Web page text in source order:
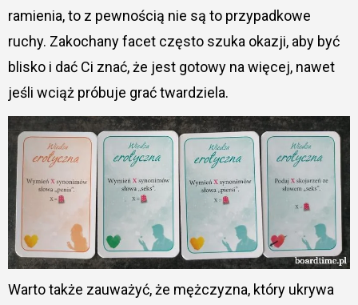
ramienia, to z pewnością nie są to przypadkowe
ruchy. Zakochany facet często szuka okazji, aby być
blisko i dać Ci znać, że jest gotowy na więcej, nawet
jeśli wciąż próbuje grać twardziela.
Warto także zauważyć, że mężczyzna, który ukrywa